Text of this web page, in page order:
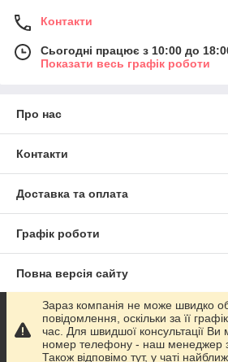
Контакти
Сьогодні працює з 10:00 до
Показати весь графік роботи
Про нас
Контакти
Доставка та оплата
Графік роботи
Повна версія сайту
Сайт створено на маркетплейсі
Політика конфіденційності
Зараз компанія не може швидко
повідомлення, оскільки за її
час. Для швидшої консультації
номер телефону - наш менеджер
Також відповімо тут, у чаті